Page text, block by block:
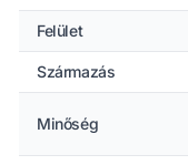
Felület
Származás
Minőség